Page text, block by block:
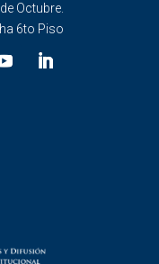
Octubre.
6to Piso